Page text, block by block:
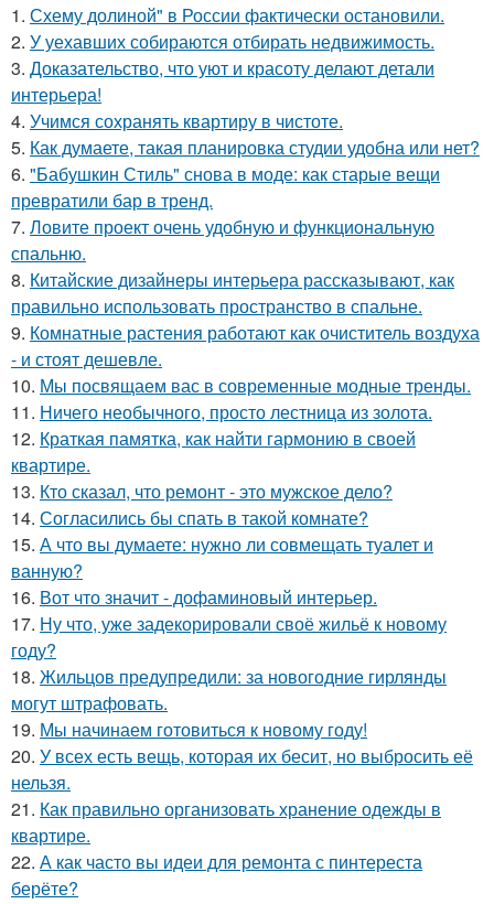
1. Схему долиной" в России фактически остановили.
2. У уехавших собираются отбирать недвижимость.
3. Доказательство, что уют и красоту делают детали
интерьера!
4. Учимся сохранять квартиру в чистоте.
5. Как думаете, такая планировка студии удобна или нет?
6. "Бабушкин Стиль" снова в моде: как старые вещи
превратили бар в тренд.
7. Ловите проект очень удобную и функциональную
спальню.
8. Китайские дизайнеры интерьера рассказывают, как
правильно использовать пространство в спальне.
9. Комнатные растения работают как очиститель воздуха
- и стоят дешевле.
10. Мы посвящаем вас в современные модные тренды.
11. Ничего необычного, просто лестница из золота.
12. Краткая памятка, как найти гармонию в своей
квартире.
13. Кто сказал, что ремонт - это мужское дело?
14. Согласились бы спать в такой комнате?
15. А что вы думаете: нужно ли совмещать туалет и
ванную?
16. Вот что значит - дофаминовый интерьер.
17. Ну что, уже задекорировали своё жильё к новому
году?
18. Жильцов предупредили: за новогодние гирлянды
могут штрафовать.
19. Мы начинаем готовиться к новому году!
20. У всех есть вещь, которая их бесит, но выбросить её
нельзя.
21. Как правильно организовать хранение одежды в
квартире.
22. А как часто вы идеи для ремонта с пинтереста
берёте?